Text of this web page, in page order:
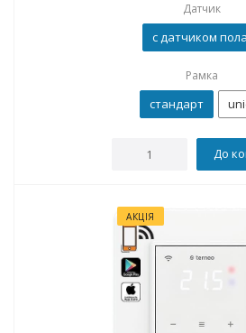
Датчик
с датчиком пола
Рамка
стандарт
До
АКЦІЯ